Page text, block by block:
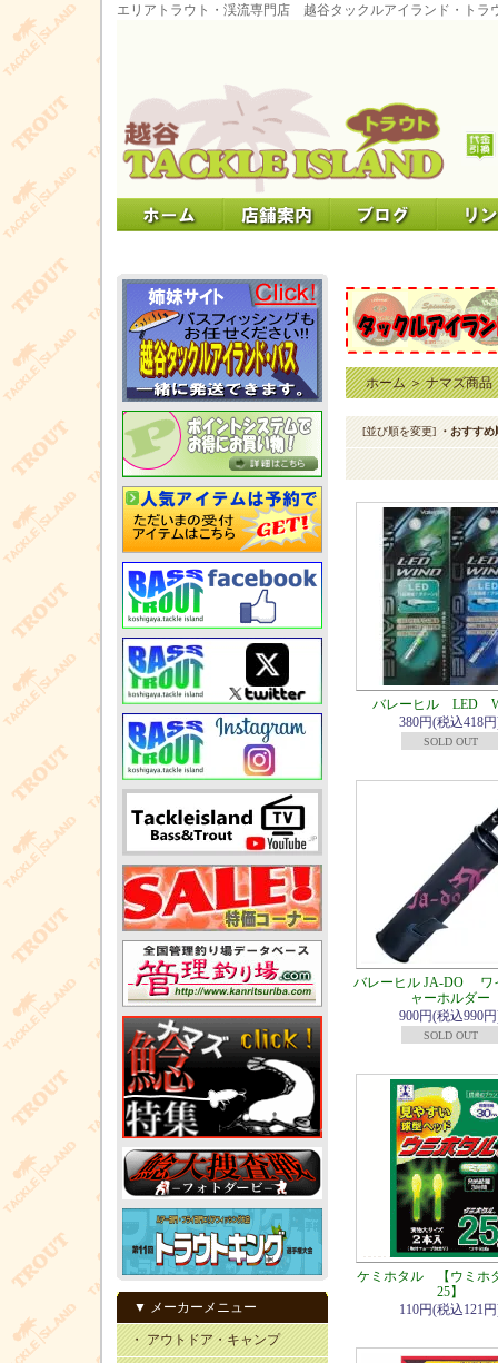
エリアトラウト・渓流専門店 越谷タックルアイランド・トラ
▼ メーカーメニュー
・ アウトドア・キャンプ
ホーム＞ナマズ商品
[並び順を変更] ・おすすめ
バレーヒル LED
380円(税込418
SOLD OUT
バレーヒル JA-DO ワ
ャーホルダー
900円(税込990
SOLD OUT
ケミホタル 【ウミホ
25】
110円(税込121